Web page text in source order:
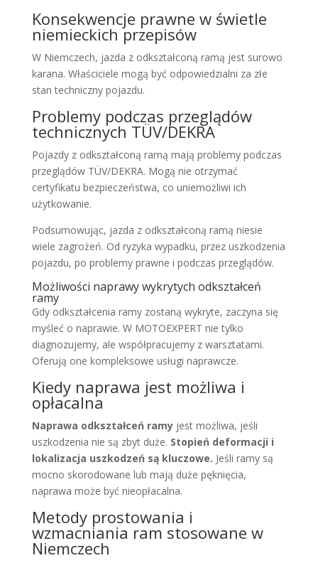
Konsekwencje prawne w świetle
niemieckich przepisów
W Niemczech, jazda z odkształconą ramą jest surowo
karana. Właściciele mogą być odpowiedzialni za złe
stan techniczny pojazdu.
Problemy podczas przeglądów
technicznych TÜV/DEKRA
Pojazdy z odkształconą ramą mają problemy podczas
przeglądów TÜV/DEKRA. Mogą nie otrzymać
certyfikatu bezpieczeństwa, co uniemożliwi ich
użytkowanie.
Podsumowując, jazda z odkształconą ramą niesie
wiele zagrożeń. Od ryzyka wypadku, przez uszkodzenia
pojazdu, po problemy prawne i podczas przeglądów.
Możliwości naprawy wykrytych odkształceń
ramy
Gdy odkształcenia ramy zostaną wykryte, zaczyna się
myśleć o naprawie. W MOTOEXPERT nie tylko
diagnozujemy, ale współpracujemy z warsztatami.
Oferują one kompleksowe usługi naprawcze.
Kiedy naprawa jest możliwa i
opłacalna
Naprawa odkształceń ramyjest możliwa, jeśli
uszkodzenia nie są zbyt duże. Stopień deformacji i
lokalizacja uszkodzeń są kluczowe. Jeśli ramy są
mocno skorodowane lub mają duże pęknięcia,
naprawa może być nieopłacalna.
Metody prostowania i
wzmacniania ram stosowane w
Niemczech